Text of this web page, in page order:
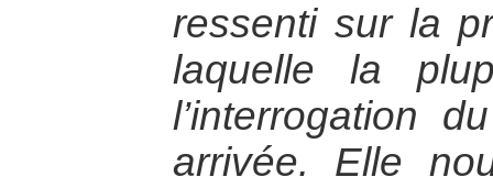
ressenti sur la
laquelle la
l’interrogation
arrivée. Elle